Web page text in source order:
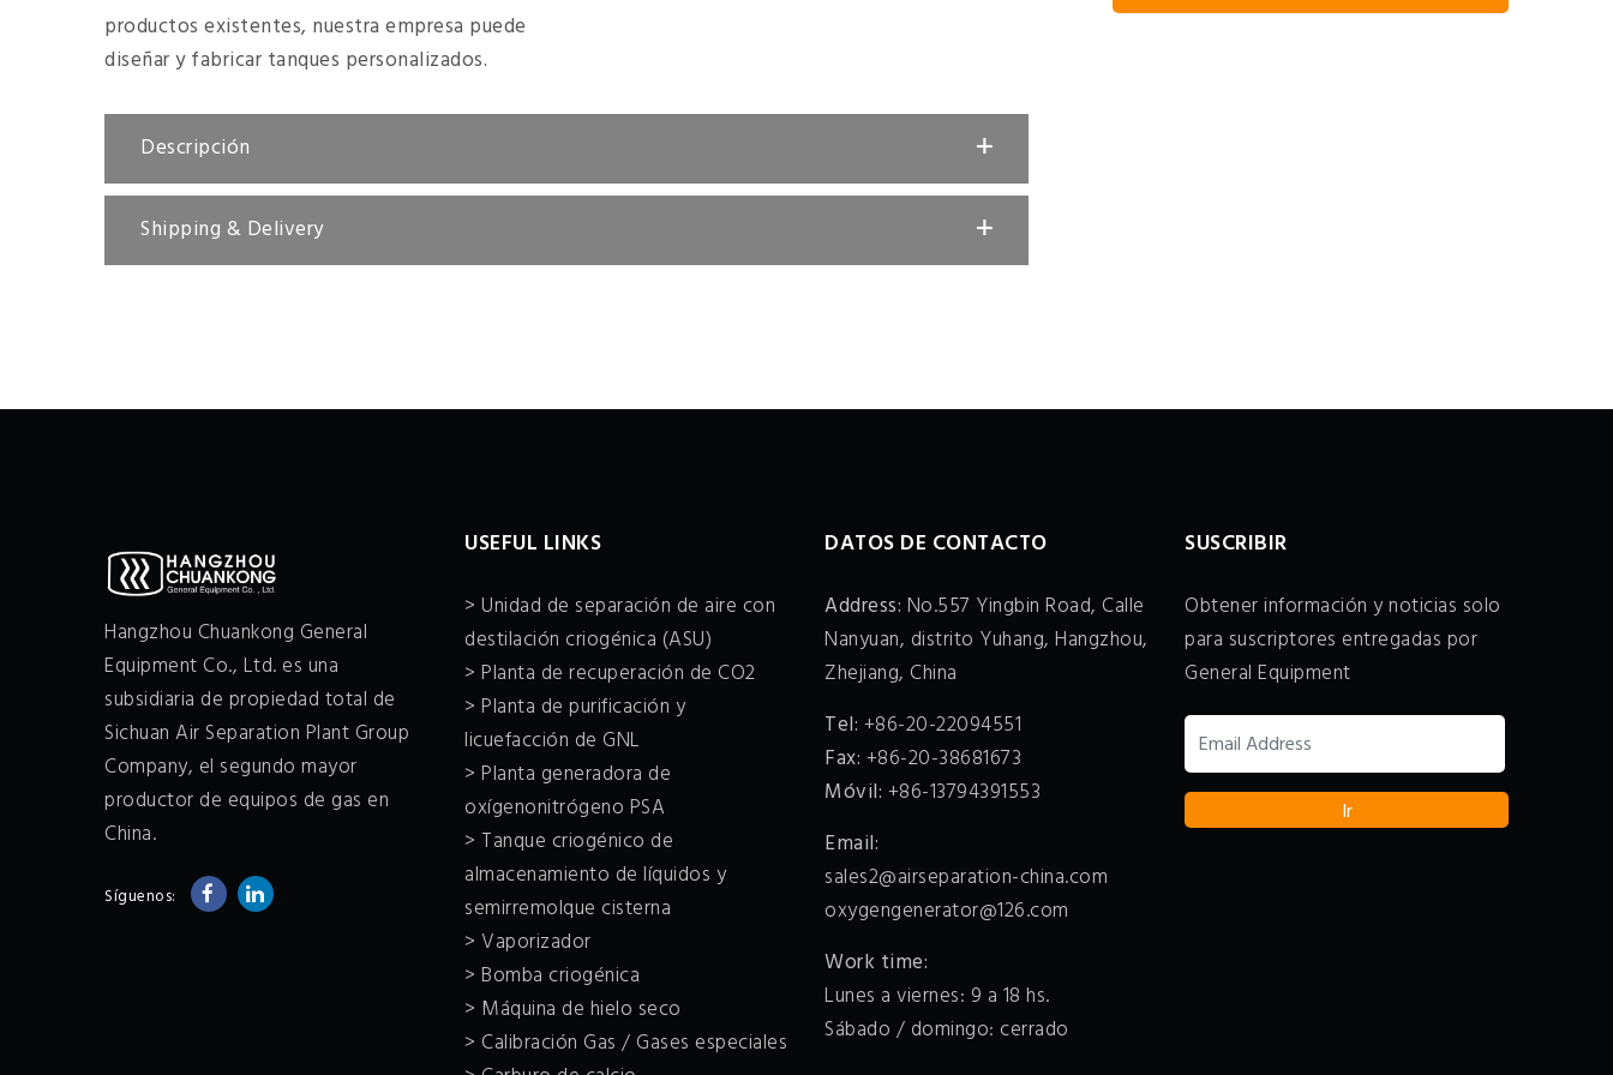
productos existentes, nuestra empresa puede
diseñar y fabricar tanques personalizados.
Descripción
Shipping & Delivery
Hangzhou Chuankong General
Equipment Co., Ltd. es una
subsidiaria de propiedad total de
Sichuan Air Separation Plant Group
Company, el segundo mayor
productor de equipos de gas en
China.
Síguenos:
USEFUL LINKS
> Unidad de separación de aire con
destilación criogénica (ASU)
> Planta de recuperación de CO2
> Planta de purificación y
licuefacción de GNL
> Planta generadora de
oxígenonitrógeno PSA
> Tanque criogénico de
almacenamiento de líquidos y
semirremolque cisterna
> Vaporizador
> Bomba criogénica
> Máquina de hielo seco
> Calibración Gas / Gases especiales
DATOS DE CONTACTO
Address: No.557 Yingbin Road, Calle
Nanyuan, distrito Yuhang, Hangzhou,
Zhejiang, China
Tel: +86-20-22094551
Fax: +86-20-38681673
Móvil: +86-13794391553
Email:
sales2@airseparation-china.com
oxygengenerator@126.com
Work time:
Lunes a viernes: 9 a 18 hs.
Sábado / domingo: cerrado
SUSCRIBIR
Obtener información y noticias solo
para suscriptores entregadas por
General Equipment